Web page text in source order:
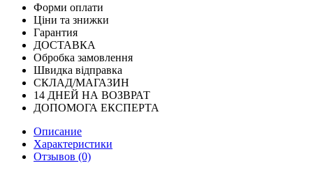
Форми оплати
Ціни та знижки
Гарантия
ДОСТАВКА
Обробка замовлення
Швидка відправка
СКЛАД/МАГАЗИН
14 ДНЕЙ НА ВОЗВРАТ
ДОПОМОГА ЕКСПЕРТА
Описание
Характеристики
Отзывов (0)